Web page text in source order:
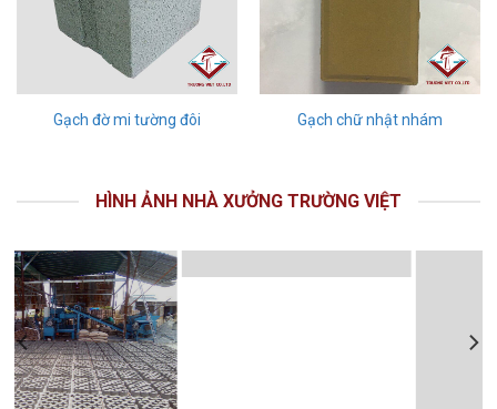
Gạch đờ mi tường đôi Gạch chữ nhật nhám
HÌNH ẢNH NHÀ XƯỞNG TRƯỜNG VIỆT